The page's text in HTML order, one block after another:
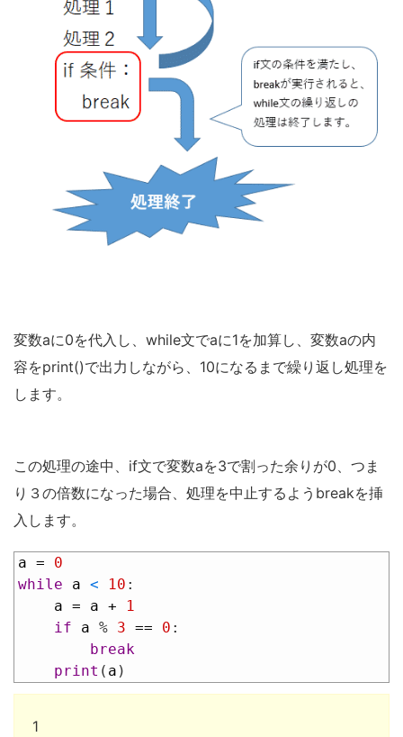
変数aに0を代入し、while文でaに1を加算し、変数aの内
容をprint()で出力しながら、10になるまで繰り返し処理を
します。
この処理の途中、if文で変数aを3で割った余りが0、つま
り３の倍数になった場合、処理を中止するようbreakを挿
入します。
a =
0
while
a < 10 :
a = a +
1
if
a % 3 == 0 :
break
print ( a )
1